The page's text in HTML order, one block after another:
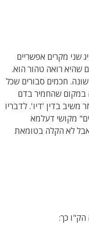
שני מקרים אפשריים
שהיא רואה טהור הוא.
חכמים סבורים שכל
במקום שהחמיר בדם
משיב בדין 'דיו'. לדבריו
מקושי דעלמא
אבל לא הקלה בטומאת
כך: